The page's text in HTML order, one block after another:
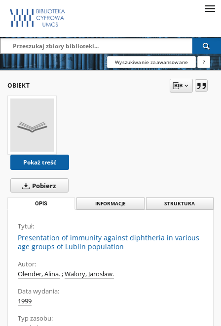
Wyszukiwanie zaawansowane ?
OBIEKT
Pokaż treść
Pobierz
OPIS INFORMACJE STRUKTURA
Tytuł:
Presentation of immunity against diphtheria in various
age groups of Lublin population
Autor:
Olender, Alina.;Walory, Jarosław.
Data wydania:
1999
Typ zasobu: